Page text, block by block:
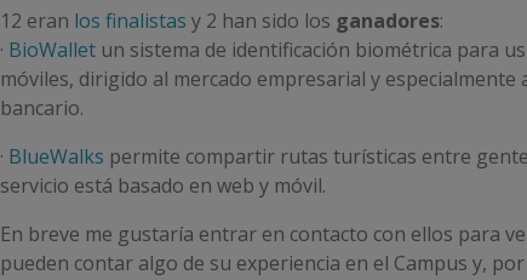
12 eran los finalistas y 2 han sido los ganadores:
· BioWallet un sistema de identificación biométrica para
móviles, dirigido al mercado empresarial y especialmente
bancario.
· BlueWalks permite compartir rutas turísticas entre
servicio está basado en web y móvil.
En breve me gustaría entrar en contacto con ellos para
pueden contar algo de su experiencia en el Campus y,